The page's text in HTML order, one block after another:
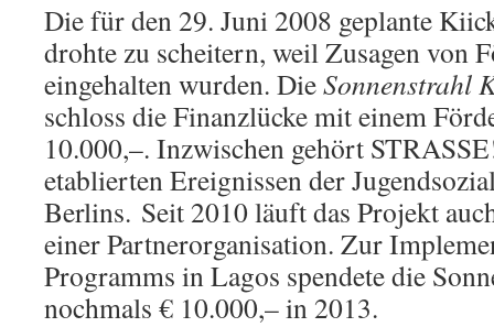
Die für den 29. Juni 2008 geplante
drohte zu scheitern, weil Zusagen von
eingehalten wurden. DieSonnenstrahl
schloss die Finanzlücke mit einem
10.000,–. Inzwischen gehört
etablierten Ereignissen der
Berlins. Seit 2010 läuft das Projekt
einer Partnerorganisation. Zur
Programms in Lagos spendete die
nochmals € 10.000,– in 2013.